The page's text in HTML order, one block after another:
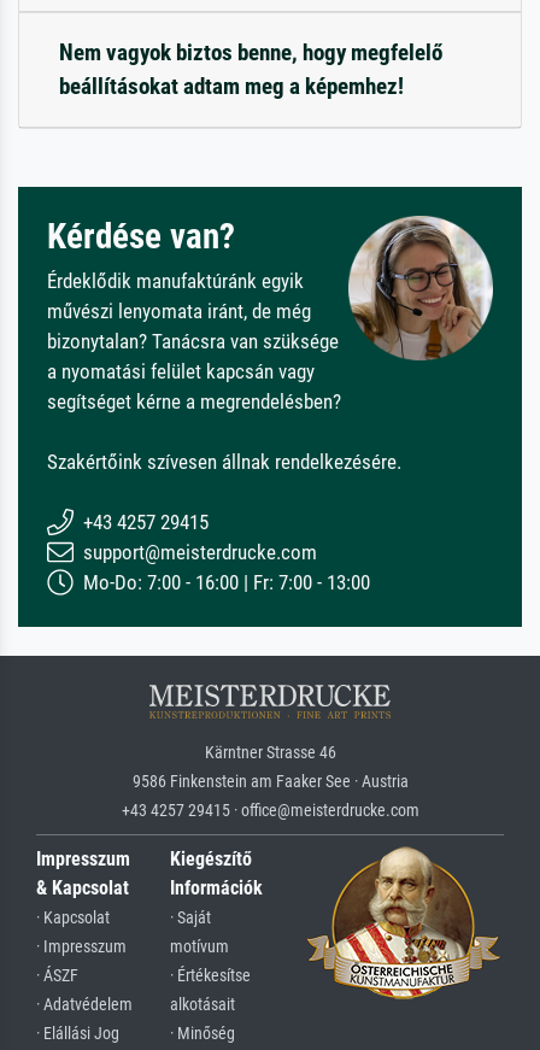
Nem vagyok biztos benne, hogy megfelelő
beállításokat adtam meg a képemhez!
Kérdése van?
Érdeklődik manufaktúránk egyik
művészi lenyomata iránt, de még
bizonytalan? Tanácsra van szüksége
a nyomatási felület kapcsán vagy
segítséget kérne a megrendelésben?
Szakértőink szívesen állnak rendelkezésére.
+43 4257 29415
support@meisterdrucke.com
Mo-Do: 7:00 - 16:00 | Fr: 7:00 - 13:00
Kärntner Strasse 46
9586 Finkenstein am Faaker See · Austria
+43 4257 29415 · office@meisterdrucke.com
Impresszum
& Kapcsolat
· Kapcsolat
· Impresszum
· ÁSZF
· Adatvédelem
· Elállási Jog
Kiegészítő
Információk
· Saját
motívum
· Értékesítse
alkotásait
· Minőség